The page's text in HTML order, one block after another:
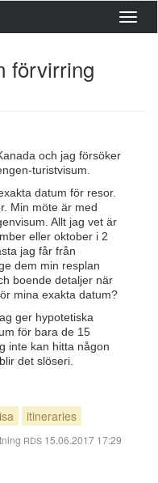
förvirring
och jag försöker
turistvisum.
datum för resor.
Min möte är med
Allt jag vet är
eller oktober i 2
jag får från
dem min resplan
boende detaljer när
mina exakta datum?
ger hypotetiska
för bara de 15
inte kan hitta någon
det slöseri.
itineraries
RDS 15.06.2017 17:29